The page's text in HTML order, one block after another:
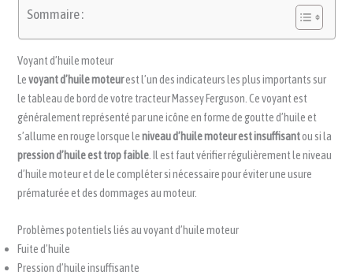
Sommaire :
Voyant d’huile moteur
Levoyant d’huile moteurest l’un des indicateurs les plus importants sur
le tableau de bord de votre tracteur Massey Ferguson. Ce voyant est
généralement représenté par une icône en forme de goutte d’huile et
s’allume en rouge lorsque leniveau d’huile moteur est insuffisantou si la
pression d’huile est trop faible . Il est faut vérifier régulièrement le niveau
d’huile moteur et de le compléter si nécessaire pour éviter une usure
prématurée et des dommages au moteur.
Problèmes potentiels liés au voyant d’huile moteur
Fuite d’huile
Pression d’huile insuffisante